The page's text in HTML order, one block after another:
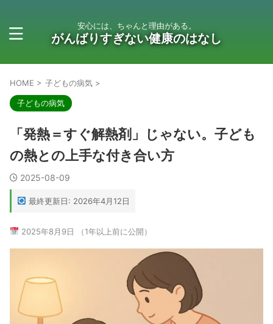
安心には、ちゃんと理由がある。
がんばりすぎない健康のはなし
HOME > 子どもの病気 >
子どもの病気
「発熱＝すぐ解熱剤」じゃない。子ども
の熱との上手な付き合い方
2025-08-09
最終更新日: 2026年4月12日
2025年8月9日 （1年以上前に公開）